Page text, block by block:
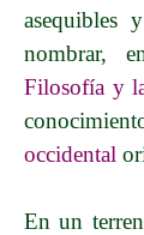
asequibles
nombrar,
Filosofía y
occidental
En un